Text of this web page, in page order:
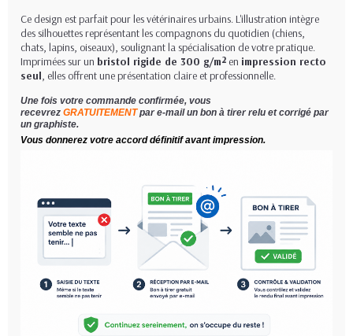
Ce design est parfait pour les vétérinaires urbains. L'illustration intègre
des silhouettes représentant les compagnons du quotidien (chiens,
chats, lapins, oiseaux), soulignant la spécialisation de votre pratique.
Imprimées sur un bristol rigide de 300 g/m² en impression recto
seul, elles offrent une présentation claire et professionnelle.
Une fois votre commande confirmée, vous
recevrez GRATUITEMENT par e-mail un bon à tirer relu et corrigé par
un graphiste.
Vous donnerez votre accord définitif avant impression.